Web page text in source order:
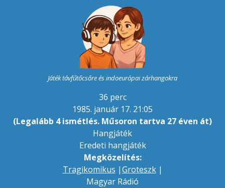
Játék távfűtőcsőre és indoeurópai zárhangokra
36 perc
1985. január 17. 21:05
(Legalább 4 ismétlés. Műsoron tartva 27 éven át)
Hangjáték
Eredeti hangjáték
Megközelítés:
Tragikomikus |Groteszk|
Magyar Rádió